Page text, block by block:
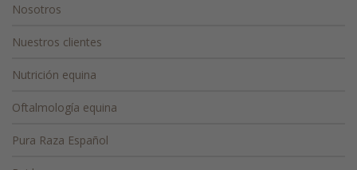
Nosotros
Nuestros clientes
Nutrición equina
Oftalmología equina
Pura Raza Español